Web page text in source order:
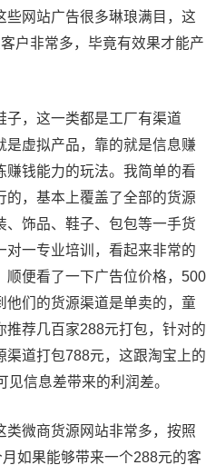
网站广告很多琳琅满目，这
户非常多，毕竟有效果才能产
，这一类都是工厂有渠道
是虚拟产品，靠的就是信息赚
钱能力的玩法。我简单的看
的，基本上覆盖了全部的货源
饰品、鞋子、包包等一手货
一专业培训，看起来非常的
顺便看了一下广告位价格，500
们的货源渠道是单卖的，童
推荐几百家288元打包，针对的
渠道打包788元，这跟淘宝上的
信息差带来的利润差。
微商货源网站非常多，按照
如果能够带来一个288元的客